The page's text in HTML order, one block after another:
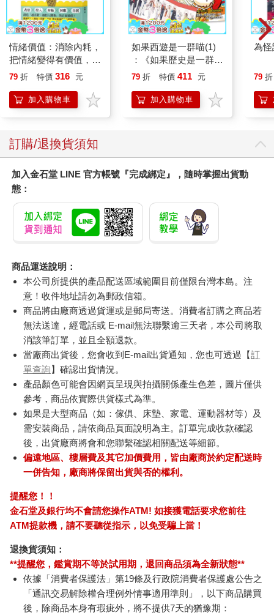
情緒價值：消除內耗，
把情緒變得有價值，跟
誰都能自在相處
79 折 特價 316 元
加入購物車
如果西遊是一群喵(1)
：《如果歷史是一群
喵》作者最新力作，附
79 折 特價 411 元
加入購物車
為怪
79 折
您可能會喜歡
Ergotech人因 SW216
2.01吋衡動智慧腕錶
1590 特價 890 元
加入購物車
幸運雜誌8月2026第
195期
180 特價 171 元 特價
訂購/退換貨須知
加入金石堂 LINE 官方帳號『完成綁定』，隨時掌握出貨動
態：
商品運送說明：
本公司所提供的產品配送區域範圍目前僅限台灣本島。注
意！收件地址請勿為郵政信箱。
商品將由廠商透過貨運或是郵局寄送。消費者訂購之商品若
無法送達，經電話或 E-mail無法聯繫逾三天者，本公司將取
消該筆訂單，並且全額退款。
當廠商出貨後，您會收到E-mail出貨通知，您也可透過【訂
單查詢】確認出貨情況。